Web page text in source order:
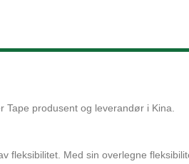
Tape produsent og leverandør i Kina.
fleksibilitet. Med sin overlegne